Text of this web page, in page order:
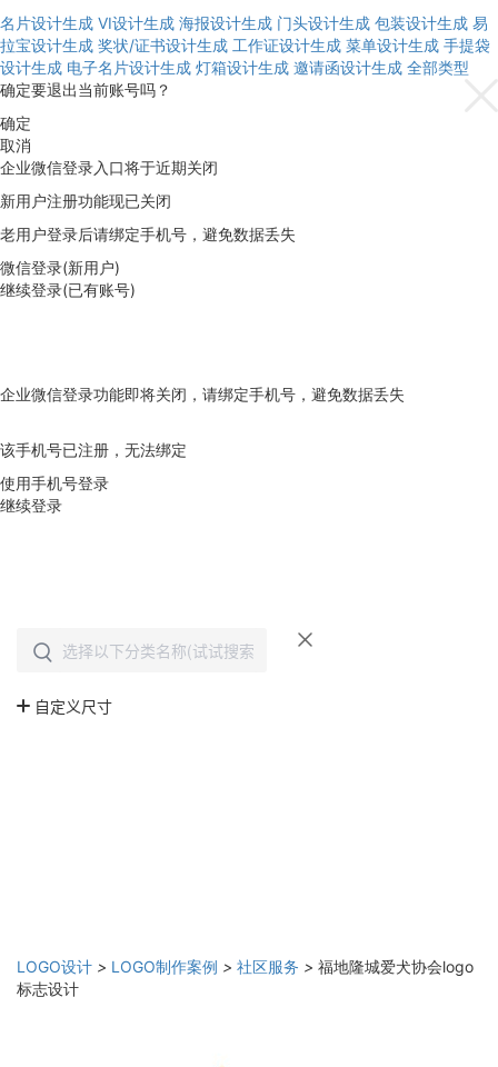
名片设计生成 VI设计生成 海报设计生成 门头设计生成 包装设计生成 易
拉宝设计生成 奖状/证书设计生成 工作证设计生成 菜单设计生成 手提袋
设计生成 电子名片设计生成 灯箱设计生成 邀请函设计生成 全部类型
确定要退出当前账号吗？
确定
取消
企业微信登录入口将于近期关闭
新用户注册功能现已关闭
老用户登录后请绑定手机号，避免数据丢失
微信登录(新用户)
继续登录(已有账号)
企业微信登录功能即将关闭，请绑定手机号，避免数据丢失
该手机号已注册，无法绑定
使用手机号登录
继续登录
LOGO设计 > LOGO制作案例 > 社区服务 > 福地隆城爱犬协会logo
标志设计